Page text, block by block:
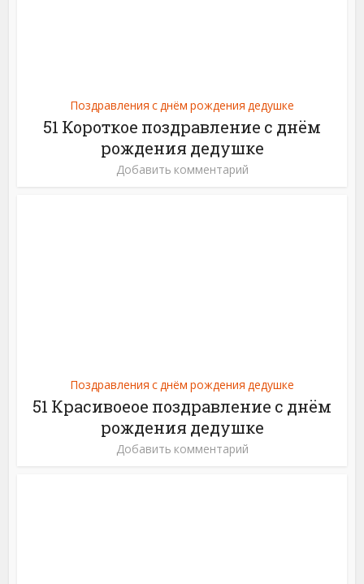
Поздравления с днём рождения дедушке
51 Короткое поздравление с днём
рождения дедушке
Добавить комментарий
Поздравления с днём рождения дедушке
51 Красивоеое поздравление с днём
рождения дедушке
Добавить комментарий